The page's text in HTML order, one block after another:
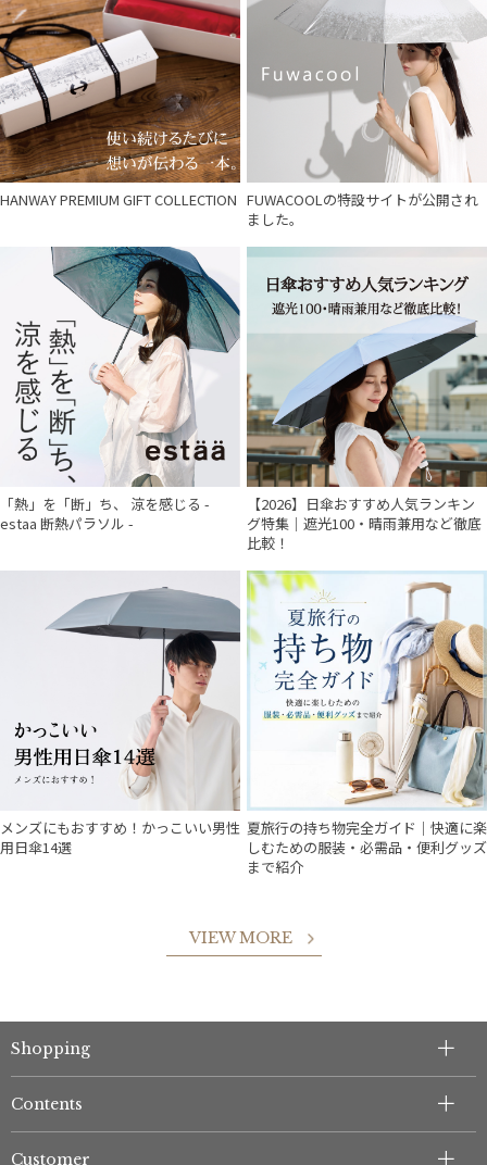
HANWAY PREMIUM GIFT COLLECTION FUWACOOLの特設サイトが公開され
ました。
「熱」を「断」ち、 涼を感じる -
estaa 断熱パラソル -
【2026】日傘おすすめ人気ランキン
グ特集｜遮光100・晴雨兼用など徹底
比較！
メンズにもおすすめ！かっこいい男性
用日傘14選
夏旅行の持ち物完全ガイド｜快適に楽
しむための服装・必需品・便利グッズ
まで紹介
VIEW MORE
Shopping
Contents
Customer